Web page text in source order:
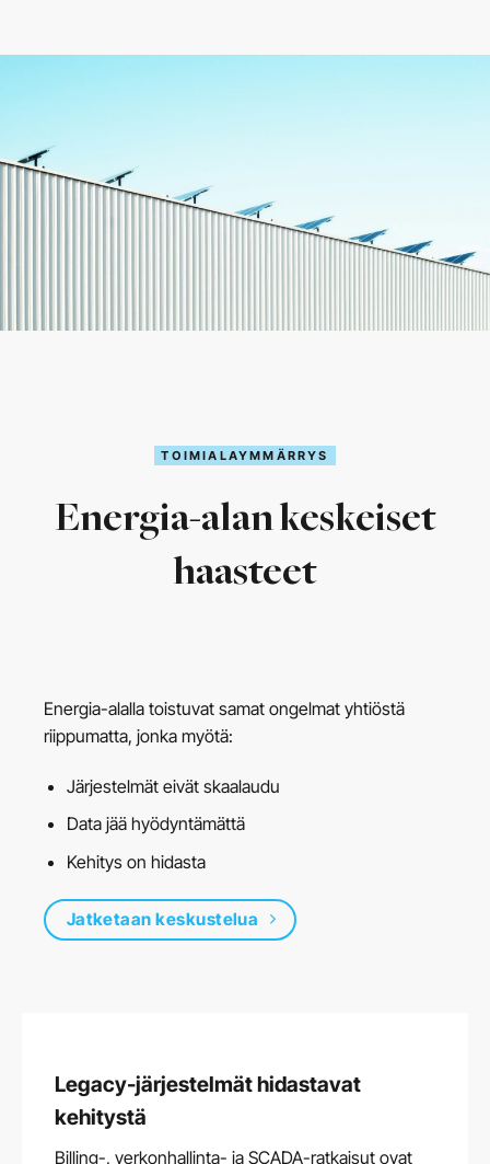
TOIMIALAYMMÄRRYS
Energia-alan keskeiset
haasteet
Energia-alalla toistuvat samat ongelmat yhtiöstä
riippumatta, jonka myötä:
Järjestelmät eivät skaalaudu
Data jää hyödyntämättä
Kehitys on hidasta
Jatketaan keskustelua
Legacy-järjestelmät hidastavat
kehitystä
Billing-, verkonhallinta- ja SCADA-ratkaisut ovat